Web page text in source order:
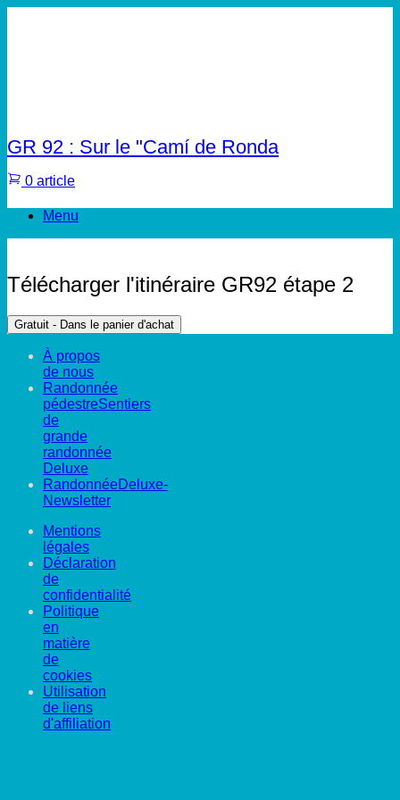
GR 92 : Sur le "Camí de Ronda
0 article
Menu
Télécharger l'itinéraire GR92 étape 2
Gratuit - Dans le panier d'achat
À propos
de nous
Randonnée
pédestreSentiers
de
grande
randonnée
Deluxe
RandonnéeDeluxe-
Newsletter
Mentions
légales
Déclaration
de
confidentialité
Politique
en
matière
de
cookies
Utilisation
de liens
d'affiliation